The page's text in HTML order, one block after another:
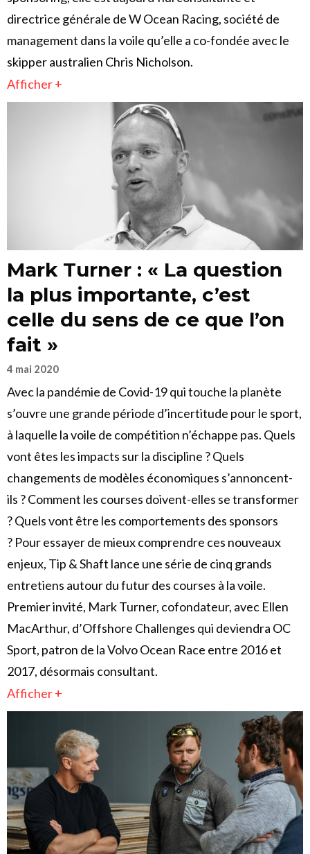
directrice générale de W Ocean Racing, société de
management dans la voile qu’elle a co-fondée avec le
skipper australien Chris Nicholson.
Afficher +
Mark Turner : « La question
la plus importante, c’est
celle du sens de ce que l’on
fait »
4 mai 2020
Avec la pandémie de Covid-19 qui touche la planète
s’ouvre une grande période d’incertitude pour le sport,
à laquelle la voile de compétition n’échappe pas. Quels
vont êtes les impacts sur la discipline ? Quels
changements de modèles économiques s’annoncent-
ils ? Comment les courses doivent-elles se transformer
? Quels vont être les comportements des sponsors
? Pour essayer de mieux comprendre ces nouveaux
enjeux, Tip & Shaft lance une série de cinq grands
entretiens autour du futur des courses à la voile.
Premier invité, Mark Turner, cofondateur, avec Ellen
MacArthur, d’Offshore Challenges qui deviendra OC
Sport, patron de la Volvo Ocean Race entre 2016 et
2017, désormais consultant.
Afficher +